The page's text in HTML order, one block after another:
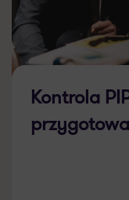
Kontrola